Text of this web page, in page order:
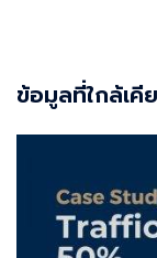
ข้อมูลที่ใกล้เคี